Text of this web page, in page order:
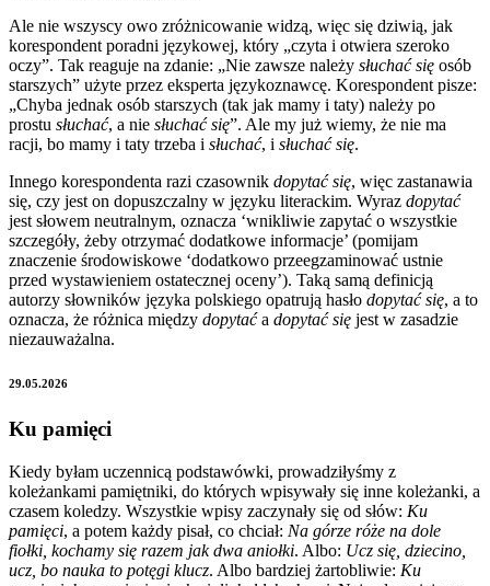
Ale nie wszyscy owo zróżnicowanie widzą, więc się dziwią, jak
korespondent poradni językowej, który „czyta i otwiera szeroko
oczy”. Tak reaguje na zdanie: „Nie zawsze należy słuchać się osób
starszych” użyte przez eksperta językoznawcę. Korespondent pisze:
„Chyba jednak osób starszych (tak jak mamy i taty) należy po
prostu słuchać, a nie słuchać się”. Ale my już wiemy, że nie ma
racji, bo mamy i taty trzeba i słuchać, i słuchać się.
Innego korespondenta razi czasownik dopytać się, więc zastanawia
się, czy jest on dopuszczalny w języku literackim. Wyraz dopytać
jest słowem neutralnym, oznacza ‘wnikliwie zapytać o wszystkie
szczegóły, żeby otrzymać dodatkowe informacje’ (pomijam
znaczenie środowiskowe ‘dodatkowo przeegzaminować ustnie
przed wystawieniem ostatecznej oceny’). Taką samą definicją
autorzy słowników języka polskiego opatrują hasło dopytać się, a to
oznacza, że różnica między dopytaća dopytać się jest w zasadzie
niezauważalna.
29.05.2026
Ku pamięci
Kiedy byłam uczennicą podstawówki, prowadziłyśmy z
koleżankami pamiętniki, do których wpisywały się inne koleżanki, a
czasem koledzy. Wszystkie wpisy zaczynały się od słów: Ku
pamięci, a potem każdy pisał, co chciał: Na górze róże na dole
fiołki, kochamy się razem jak dwa aniołki. Albo: Ucz się, dziecino,
ucz, bo nauka to potęgi klucz. Albo bardziej żartobliwie: Ku